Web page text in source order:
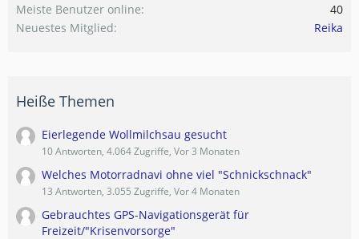
Meiste Benutzer online
40
Neuestes Mitglied
Reika
Heiße Themen
Eierlegende Wollmilchsau gesucht
10 Antworten, 4.064 Zugriffe, Vor 3 Monaten
Welches Motorradnavi ohne viel "Schnickschnack"
13 Antworten, 3.055 Zugriffe, Vor 4 Monaten
Gebrauchtes GPS-Navigationsgerät für
Freizeit/"Krisenvorsorge"